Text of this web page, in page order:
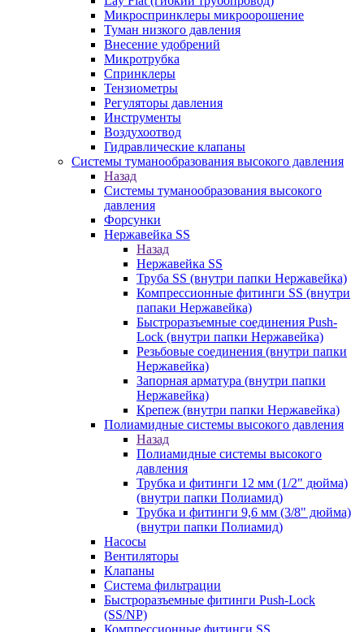
Микроспринклеры микроорошение
Туман низкого давления
Внесение удобрений
Микротрубка
Спринклеры
Тензиометры
Регуляторы давления
Инструменты
Воздухоотвод
Гидравлические клапаны
Системы туманообразования высокого давления
Назад
Системы туманообразования высокого
давления
Форсунки
Нержавейка SS
Назад
Нержавейка SS
Труба SS (внутри папки Нержавейка)
Компрессионные фитинги SS (внутри
папаки Нержавейка)
Быстроразъемные соединения Push-
Lock (внутри папки Нержавейка)
Резьбовые соединения (внутри папки
Нержавейка)
Запорная арматура (внутри папки
Нержавейка)
Крепеж (внутри папки Нержавейка)
Полиамидные системы высокого давления
Назад
Полиамидные системы высокого
давления
Трубка и фитинги 12 мм (1/2" дюйма)
(внутри папки Полиамид)
Трубка и фитинги 9,6 мм (3/8" дюйма)
(внутри папки Полиамид)
Насосы
Вентиляторы
Клапаны
Система фильтрации
Быстроразъемные фитинги Push-Lock
(SS/NP)
Компрессионные фитинги SS